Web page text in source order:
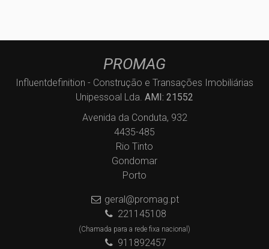
PROMAG
Influentdefinition - Construção e Transações Imobiliárias
Unipessoal Lda. AMI: 21552
Avenida da Conduta, 932
4435-485
Rio Tinto
Gondomar
Porto
geral@promag.pt
221145108
(Chamada para a rede fixa nacional)
911892457